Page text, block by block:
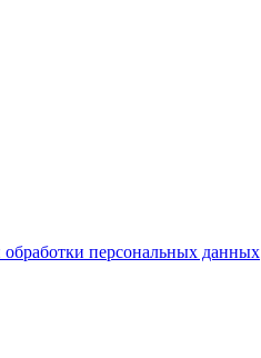
персональных данных